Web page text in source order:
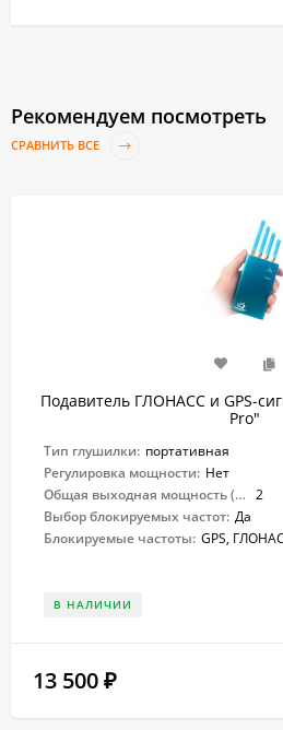
Рекомендуем посмотреть
СРАВНИТЬ ВСЕ
Подавитель ГЛОНАСС и GPS-
Pro"
Тип глушилки: портативная
Регулировка мощности: Нет
Общая выходная мощность (Вт): 2
Выбор блокируемых частот: Да
Блокируемые частоты: GPS,
В НАЛИЧИИ
13 500 ₽